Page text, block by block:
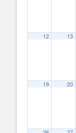
12 13
19 20